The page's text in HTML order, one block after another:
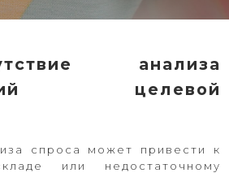
анализа
целевой
спроса может привести к
или недостаточному